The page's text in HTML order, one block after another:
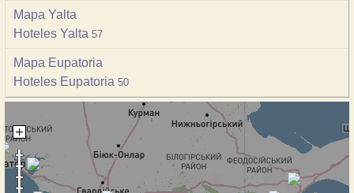
Mapa Yalta
Hoteles Yalta 57
Mapa Eupatoria
Hoteles Eupatoria 50